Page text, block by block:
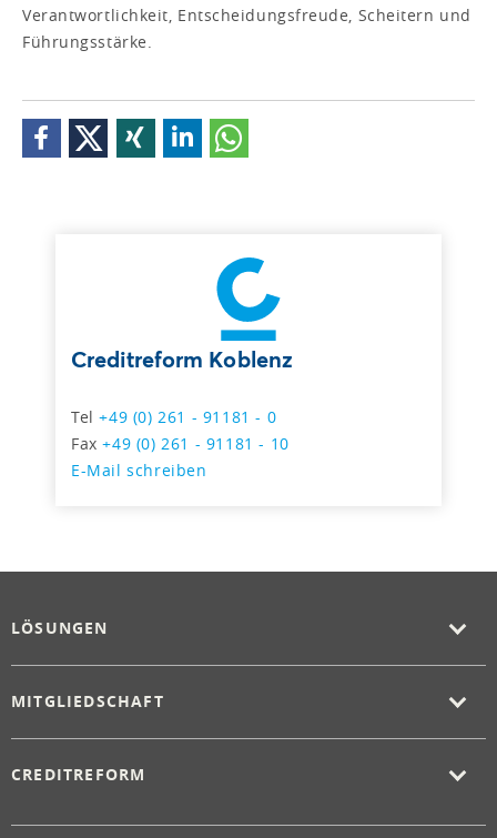
Verantwortlichkeit, Entscheidungsfreude, Scheitern und
Führungsstärke.
Creditreform Koblenz
Tel+49 (0) 261 - 91181 - 0
Fax+49 (0) 261 - 91181 - 10
E-Mail schreiben
LÖSUNGEN
MITGLIEDSCHAFT
CREDITREFORM